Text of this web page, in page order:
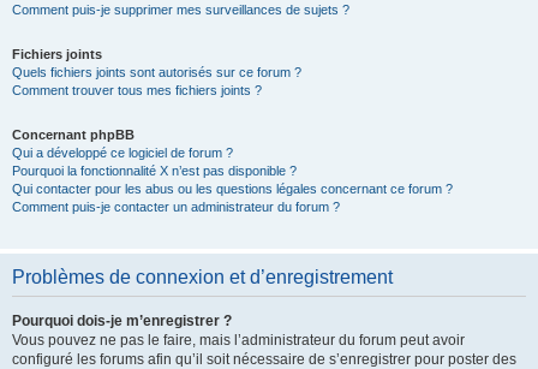
Comment puis-je supprimer mes surveillances de sujets ?
Fichiers joints
Quels fichiers joints sont autorisés sur ce forum ?
Comment trouver tous mes fichiers joints ?
Concernant phpBB
Qui a développé ce logiciel de forum ?
Pourquoi la fonctionnalité X n’est pas disponible ?
Qui contacter pour les abus ou les questions légales concernant ce forum ?
Comment puis-je contacter un administrateur du forum ?
Problèmes de connexion et d’enregistrement
Pourquoi dois-je m’enregistrer ?
Vous pouvez ne pas le faire, mais l’administrateur du forum peut avoir
configuré les forums afin qu’il soit nécessaire de s’enregistrer pour poster des